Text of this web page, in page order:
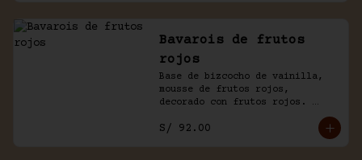
Bavarois de frutos
rojos
Base de bizcocho de vainilla,
mousse de frutos rojos,
decorado con frutos rojos.
S/ 92.00